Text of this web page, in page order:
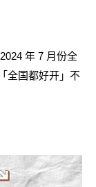
年 7 月份全
全国都好开」不